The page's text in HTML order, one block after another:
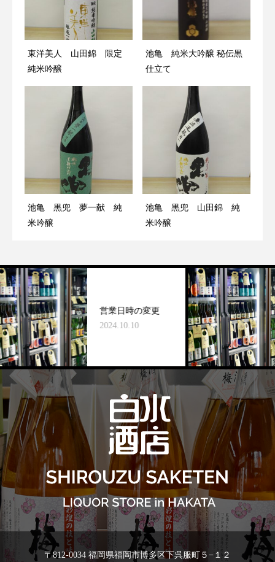
東洋美人 山田錦 限定
純米吟醸
池亀 純米大吟醸 秘伝黒
仕立て
池亀 黒兜 夢一献 純
米吟醸
池亀 黒兜 山田錦 純
米吟醸
営業日時の変更
2024.10.10
〒812-0034 福岡県福岡市博多区下呉服町５−１２